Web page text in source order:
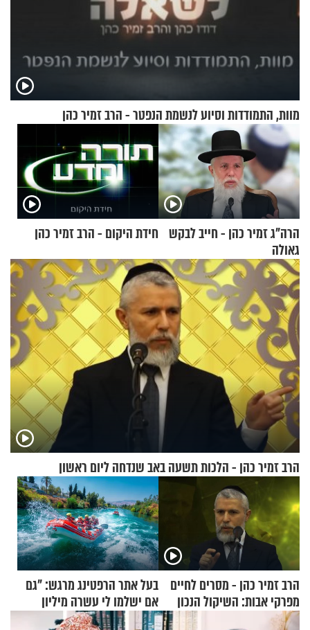
מוות, התמודדות וסיוע לנשמת הנפטר - הרב זמיר כהן
הרה"ג זמיר כהן - חייב לבקש
גאולה
חידת היקום - הרב זמיר כהן
הרב זמיר כהן - הלכות תשעה באב שנדחה ליום ראשון
הרב זמיר כהן - מסרים לחיים
מפרקי אבות: השיקול הנכון
בעל אתר הרפטינג מרגש: "גם
אם ישלמו לי עשרה מיליון
שקלים - לא אפתח בשבת"